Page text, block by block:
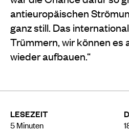
LESEZEIT
5Minuten
antieuropäischen
ganz still. Das
Trümmern, wir können es
wieder aufbauen.“